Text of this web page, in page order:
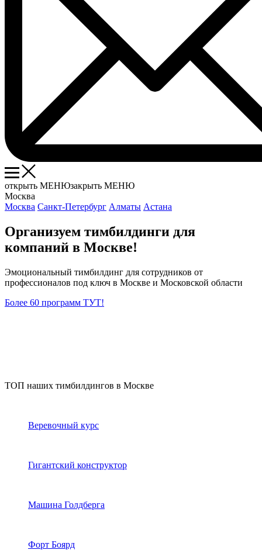
открыть МЕНЮзакрыть МЕНЮ
Москва
Москва Санкт-Петербург Алматы Астана
Организуем тимбилдинги для
компаний в Москве!
Эмоциональный тимбилдинг для сотрудников от
профессионалов под ключ в Москве и Московской области
Более 60 программ ТУТ!
ТОП наших тимбилдингов в Москве
Веревочный курс
Гигантский конструктор
Машина Голдберга
Форт Боярд